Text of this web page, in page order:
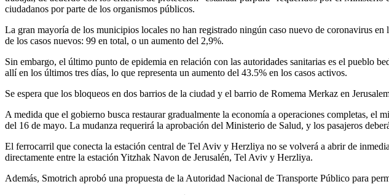
ciudadanos por parte de los organismos públicos.
La gran mayoría de los municipios locales no han registrado ningún caso nuevo de coronavirus
de los casos nuevos: 99 en total, o un aumento del 2,9%.
Sin embargo, el último punto de epidemia en relación con las autoridades sanitarias es el pueblo
allí en los últimos tres días, lo que representa un aumento del 43.5% en los casos activos.
Se espera que los bloqueos en dos barrios de la ciudad y el barrio de Romema Merkaz en
A medida que el gobierno busca restaurar gradualmente la economía a operaciones completas,
del 16 de mayo. La mudanza requerirá la aprobación del Ministerio de Salud, y los pasajeros
El ferrocarril que conecta la estación central de Tel Aviv y Herzliya no se volverá a abrir de
directamente entre la estación Yitzhak Navon de Jerusalén, Tel Aviv y Herzliya.
Además, Smotrich aprobó una propuesta de la Autoridad Nacional de Transporte Público para